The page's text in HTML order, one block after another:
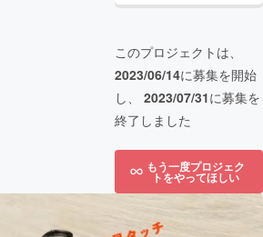
このプロジェクトは、
2023/06/14に募集を開始
し、 2023/07/31に募集を
終了しました
もう一度プロジェク
トをやってほしい